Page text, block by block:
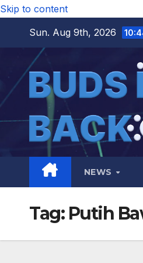
Skip to content
Sun. Aug 9th, 2026
NEWS
Tag: Putih